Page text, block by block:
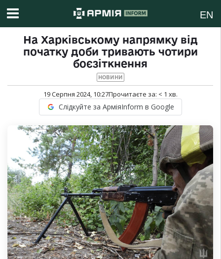
EN
На Харківському напрямку від
початку доби тривають чотири
боєзіткнення
НОВИНИ
19 Серпня 2024, 10:27Прочитаєте за: < 1 хв.
Слідкуйте за АрміяInform в Google